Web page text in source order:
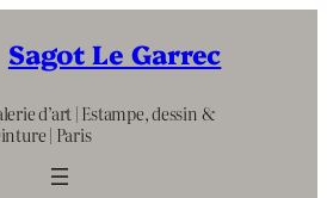
Sagot Le Garrec
d’art | Estampe, dessin &
| Paris